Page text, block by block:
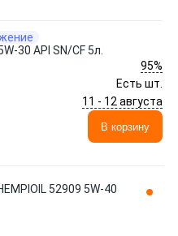
30 API SN/CF 5л.
95%
Есть шт.
11 - 12 августа
В корзину
52909 5W-40